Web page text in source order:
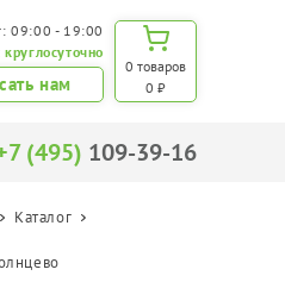
09:00 - 19:00
круглосуточно
нам
0 товаров
0 ₽
(495) 109-39-16
Каталог